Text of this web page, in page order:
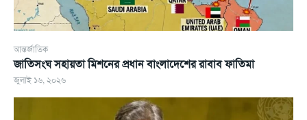
আন্তর্জাতিক
জাতিসংঘ সহায়তা মিশনের প্রধান বাংলাদেশের রাবাব ফাতিমা
জুলাই ১৬, ২০২৬